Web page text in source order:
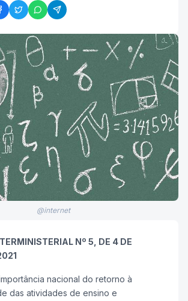
@internet
Nº 5, DE 4 DE
nacional do retorno à
das atividades de ensino e